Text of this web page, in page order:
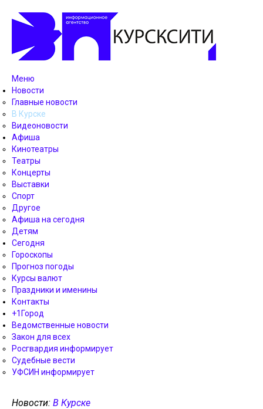
Меню
Новости
Главные новости
В Курске
Видеоновости
Афиша
Кинотеатры
Театры
Концерты
Выставки
Спорт
Другое
Афиша на сегодня
Детям
Сегодня
Гороскопы
Прогноз погоды
Курсы валют
Праздники и именины
Контакты
+1Город
Ведомственные новости
Закон для всех
Росгвардия информирует
Судебные вести
УФСИН информирует
Новости: В Курске